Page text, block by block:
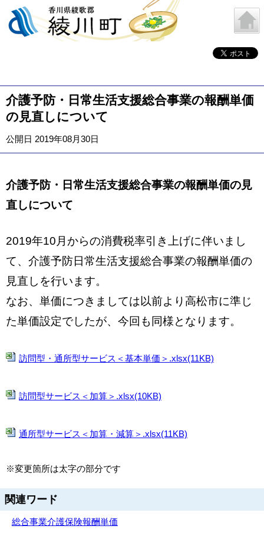
介護予防・日常生活支援総合事業の報酬単価
の見直しについて
公開日 2019年08月30日
介護予防・日常生活支援総合事業の報酬単価の見
直しについて
2019年10月からの消費税率引き上げに伴いまし
て、介護予防日常生活支援総合事業の報酬単価の
見直しを行います。
なお、単価につきましては以前より高松市に準じ
た単価設定でしたが、今回も同様となります。
訪問型・通所型サービス＜基本単価＞.xlsx(11KB)
訪問型サービス＜加算＞.xlsx(10KB)
通所型サービス＜加算・減算＞.xlsx(11KB)
※変更箇所は太字の部分です
関連ワード
総合事業介護保険報酬単価